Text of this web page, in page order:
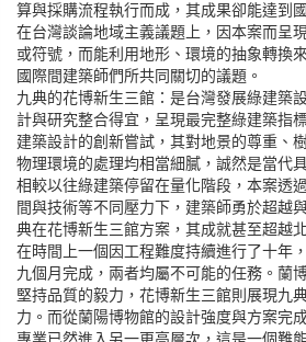
算與採購流程執行而成，其成果卻能達到
在台灣談論地域主義議題上，因本案而呈
或符號，而能利用地形、環境的抽象轉換
國際間建築師們所共同關切的議題。
九典的花博新生三館：是台灣發展綠建築
計與研究整合得宜，呈現最完整綠建築指
建築設計的創新嘗試，其對地景的尊重、
物理環境的處理均相當細膩，誠然是當代
相較以往綠建築停留在量化階段，本案透
間與技術等不同壓力下，建築師勇於超越
典在花博新生三館方案，其成就甚至超越
在時間上一個因工程難度持續進行了十年
九個月完成，兩者均屬不可能的任務。蘭
堅持品質的毅力，花博新生三館則展現九
力。而從蘭陽博物館的設計強度與方案完
專業已然進入另一更高層次，這是一個難